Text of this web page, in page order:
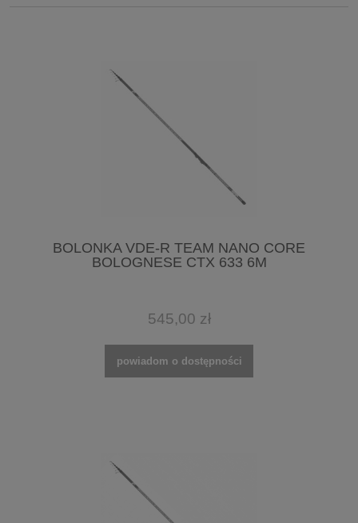
BOLONKA VDE-R TEAM NANO CORE
BOLOGNESE CTX 633 6M
545,00 zł
powiadom o dostępności